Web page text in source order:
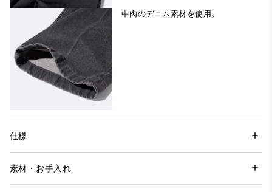
中肉のデニム素材を使用。
仕様
素材・お手入れ